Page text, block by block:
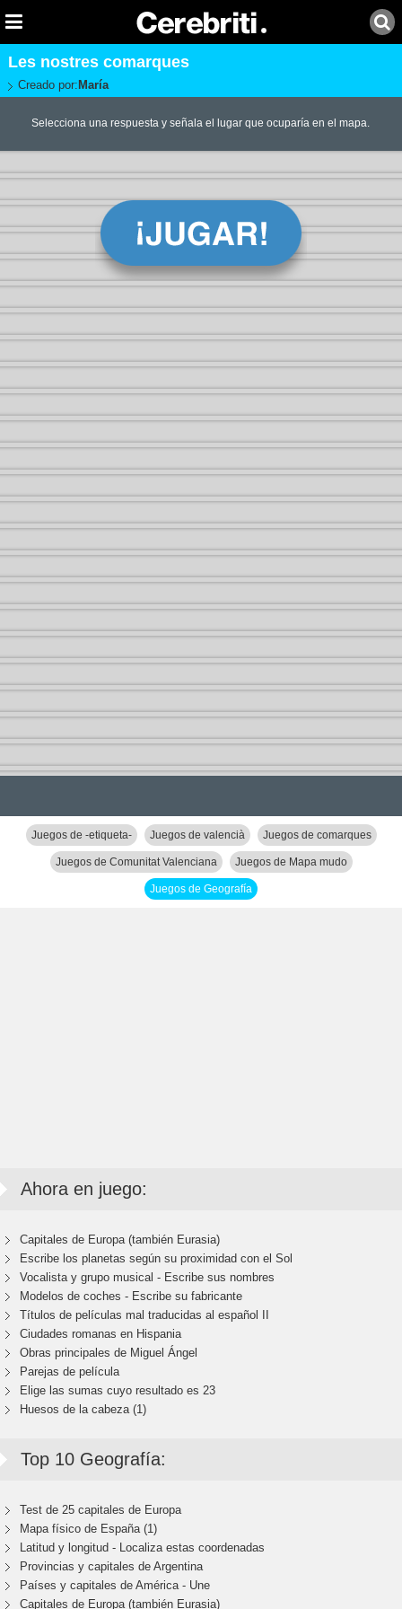
Les nostres comarques
Creado por: María
Selecciona una respuesta y señala el lugar que ocuparía en el mapa.
Juegos de -etiqueta- Juegos de valencià Juegos de comarques
Juegos de Comunitat Valenciana Juegos de Mapa mudo
Juegos de Geografía
Ahora en juego:
Capitales de Europa (también Eurasia)
Escribe los planetas según su proximidad con el Sol
Vocalista y grupo musical - Escribe sus nombres
Modelos de coches - Escribe su fabricante
Títulos de películas mal traducidas al español II
Ciudades romanas en Hispania
Obras principales de Miguel Ángel
Parejas de película
Elige las sumas cuyo resultado es 23
Huesos de la cabeza (1)
Top 10 Geografía:
Test de 25 capitales de Europa
Mapa físico de España (1)
Latitud y longitud - Localiza estas coordenadas
Provincias y capitales de Argentina
Países y capitales de América - Une
Capitales de Europa (también Eurasia)